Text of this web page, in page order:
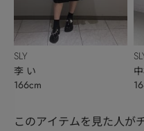
SLY
李 い
166cm
このアイテムを見た人が